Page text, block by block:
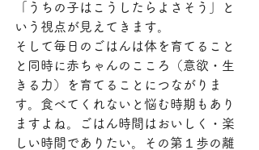
「うちの子はこうしたらよさそう」と
いう視点が見えてきます。
そして毎日のごはんは体を育てること
と同時に赤ちゃんのこころ（意欲・生
きる力）を育てることにつながりま
す。食べてくれないと悩む時期もあり
ますよね。ごはん時間はおいしく・楽
しい時間でありたい。その第１歩の離